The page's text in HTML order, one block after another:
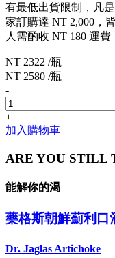
有最低出貨限制，凡
家訂購達 NT 2,000，
人需酌收 NT 180 運費
NT 2322 /瓶
NT 2580 /瓶
-
+
加入購物車
ARE YOU STILL
能解你的渴
藥格斯朝鮮薊利口
Dr. Jaglas Artichoke